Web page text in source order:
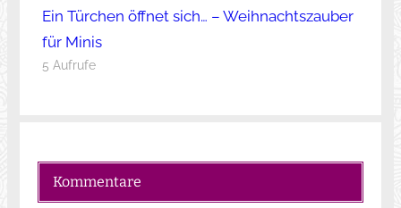
Ein Türchen öffnet sich… – Weihnachtszauber
für Minis
5 Aufrufe
Kommentare